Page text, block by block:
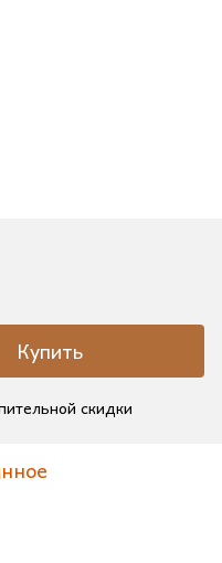
Купить
скидки